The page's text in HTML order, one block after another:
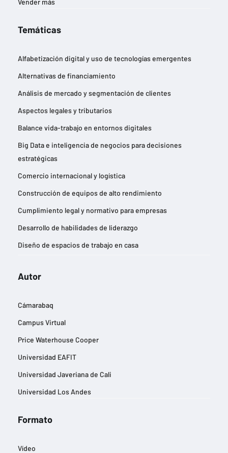
Vender más
Temáticas
Alfabetización digital y uso de tecnologías emergentes
Alternativas de financiamiento
Análisis de mercado y segmentación de clientes
Aspectos legales y tributarios
Balance vida-trabajo en entornos digitales
Big Data e inteligencia de negocios para decisiones
estratégicas
Comercio internacional y logística
Construcción de equipos de alto rendimiento
Cumplimiento legal y normativo para empresas
Desarrollo de habilidades de liderazgo
Diseño de espacios de trabajo en casa
Eficiencia energética y reducción de la huella de carbono
Gestión de riesgos empresariales
Autor
Cámarabaq
Campus Virtual
Price Waterhouse Cooper
Universidad EAFIT
Universidad Javeriana de Cali
Universidad Los Andes
Formato
Vídeo